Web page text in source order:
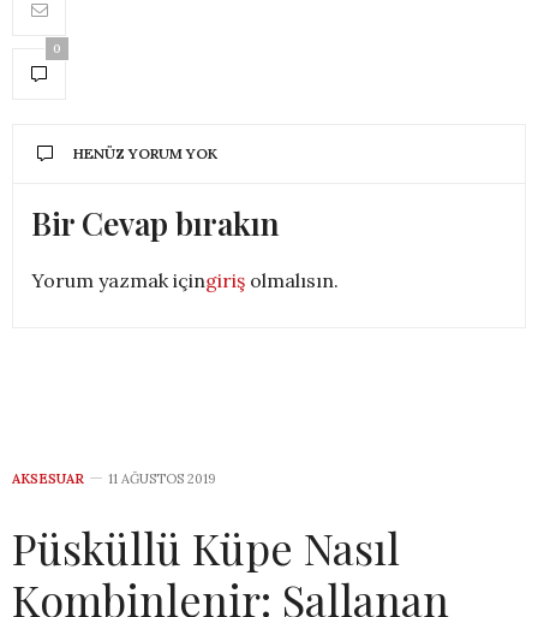
0
HENÜZ YORUM YOK
Bir Cevap bırakın
Yorum yazmak içingiriş olmalısın.
AKSESUAR 11 AĞUSTOS 2019
Püsküllü Küpe Nasıl
Kombinlenir: Sallanan